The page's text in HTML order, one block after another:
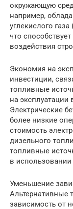
окружающую
например,
углекислого
что
воздействия
Экономия на
инвестиции,
топливные
на эксплуатации
Электрические
более низкие
стоимость
дизельного
топливные
в использовании
Уменьшение
Альтернативные
зависимость от